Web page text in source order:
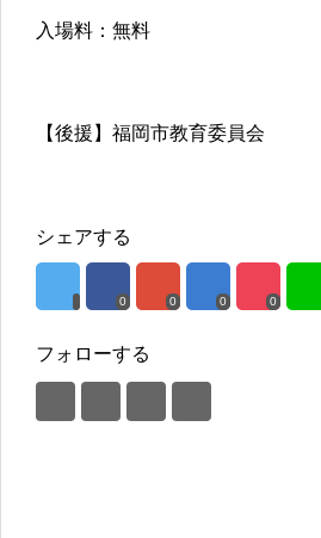
入場料：無料
【後援】福岡市教育委員会
シェアする
0 0 0 0
フォローする